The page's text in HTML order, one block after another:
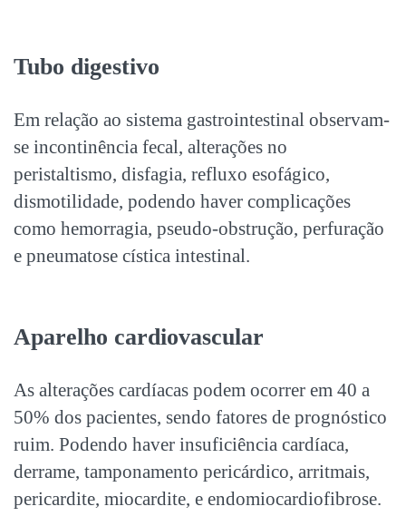
Tubo digestivo
Em relação ao sistema gastrointestinal observam-
se incontinência fecal, alterações no
peristaltismo, disfagia, refluxo esofágico,
dismotilidade, podendo haver complicações
como hemorragia, pseudo-obstrução, perfuração
e pneumatose cística intestinal.
Aparelho cardiovascular
As alterações cardíacas podem ocorrer em 40 a
50% dos pacientes, sendo fatores de prognóstico
ruim. Podendo haver insuficiência cardíaca,
derrame, tamponamento pericárdico, arritmais,
pericardite, miocardite, e endomiocardiofibrose.